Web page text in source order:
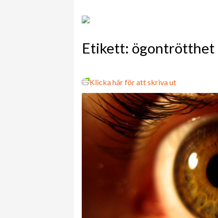
Etikett: ögontrötthet
Klicka här för att skriva ut